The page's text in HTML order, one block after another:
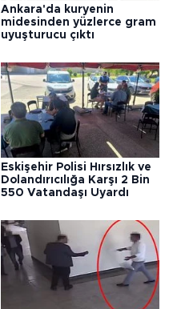
Ankara'da kuryenin
midesinden yüzlerce gram
uyuşturucu çıktı
Eskişehir Polisi Hırsızlık ve
Dolandırıcılığa Karşı 2 Bin
550 Vatandaşı Uyardı